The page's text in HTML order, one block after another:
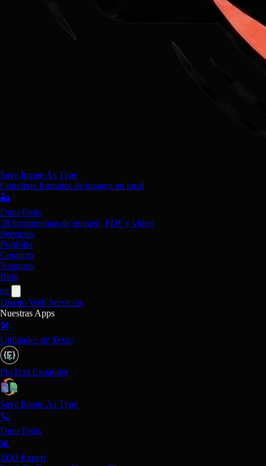
Save Image As Type
Convierte formatos de imagen en local
🏜️
DuneTools
38 herramientas de imagen, PDF y vídeo
Servicios
Portfolio
Contacto
Nosotros
Blog
en
Diseño Web Servicios
Nuestras Apps
🛠️
Utilidades de Texto
ProText Expander
Save Image As Type
🪐
DuneTools
📊
SEO Expert